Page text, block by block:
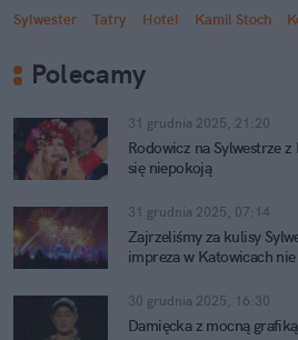
Sylwester Tatry Hotel Kamil Stoch
Polecamy
31 grudnia 2025, 21:20
Rodowicz na Sylwestrze
się niepokoją
31 grudnia 2025, 07:14
Zajrzeliśmy za kulisy
impreza w Katowicach
30 grudnia 2025, 16:30
Damięcka z mocną